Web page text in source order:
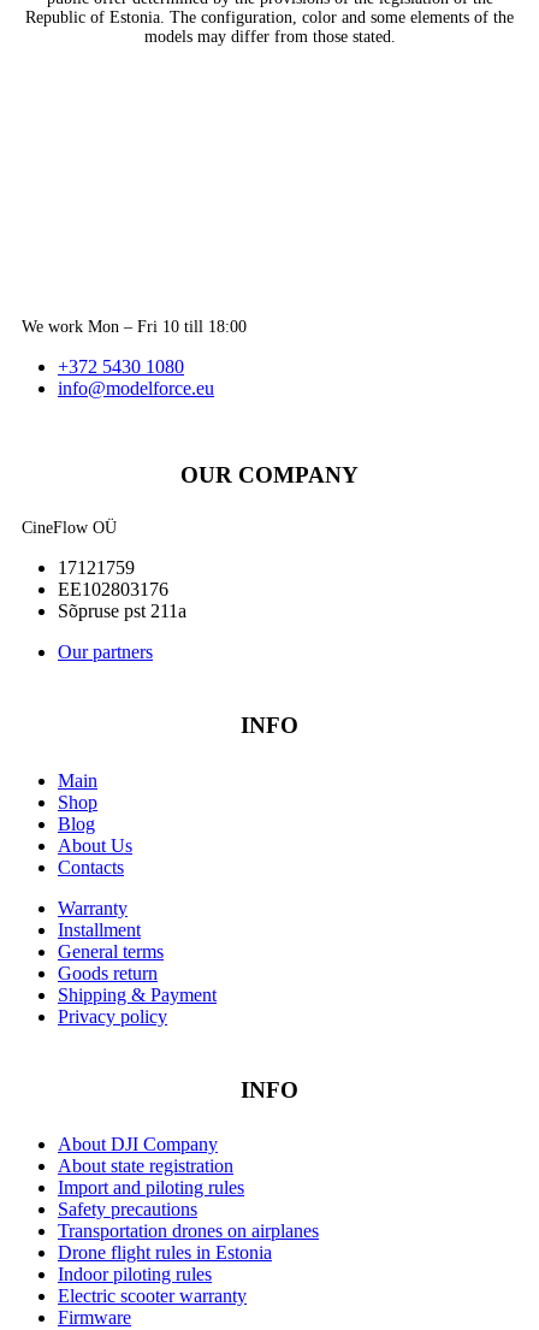
Republic of Estonia. The configuration, color and some elements of the
models may differ from those stated.
We work Mon – Fri 10 till 18:00
+372 5430 1080
info@modelforce.eu
OUR COMPANY
CineFlow OÜ
17121759
EE102803176
Sõpruse pst 211a
Our partners
INFO
Main
Shop
Blog
About Us
Contacts
Warranty
Installment
General terms
Goods return
Shipping & Payment
Privacy policy
INFO
About DJI Company
About state registration
Import and piloting rules
Safety precautions
Transportation drones on airplanes
Drone flight rules in Estonia
Indoor piloting rules
Electric scooter warranty
Firmware